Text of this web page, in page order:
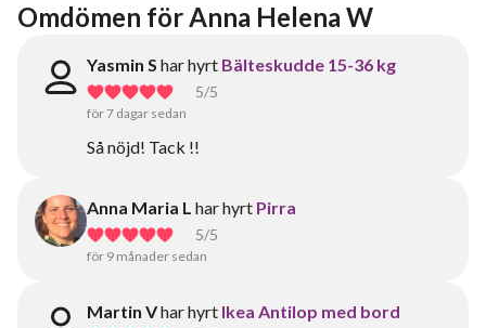
Omdömen för Anna Helena W
Yasmin S har hyrt Bälteskudde 15-36 kg
5/5
för 7 dagar sedan
Så nöjd! Tack !!
Anna Maria L har hyrt Pirra
5/5
för 9 månader sedan
Martin Vhar hyrt Ikea Antilop med bord